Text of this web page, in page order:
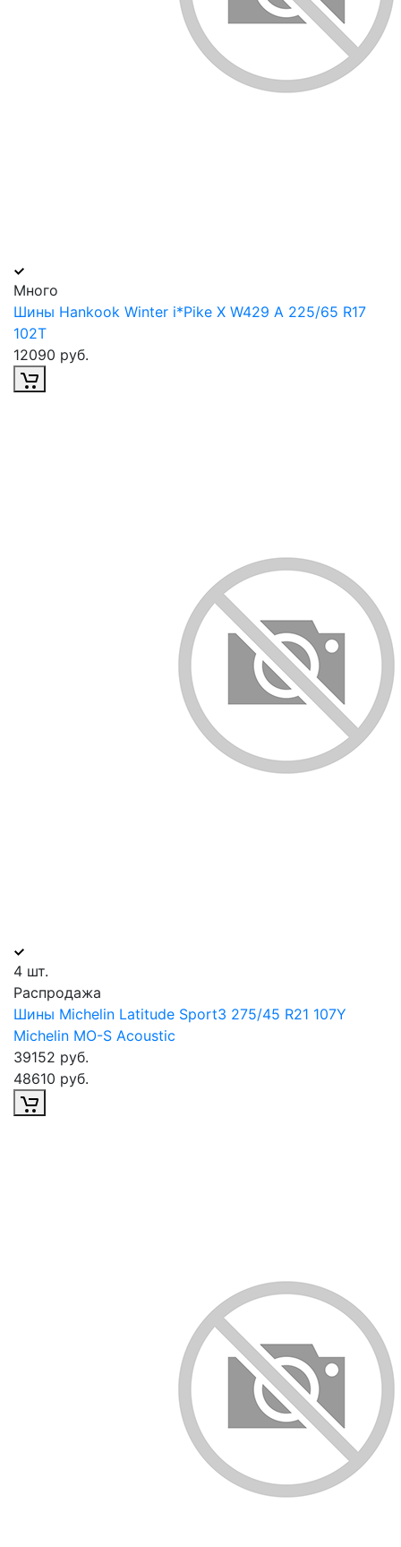
Много
Шины Hankook Winter i*Pike X W429 A 225/65 R17
102T
12090 руб.
4 шт.
Распродажа
Шины Michelin Latitude Sport3 275/45 R21 107Y
Michelin MO-S Acoustic
39152 руб.
48610 руб.